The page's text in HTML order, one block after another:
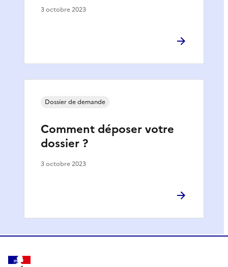
3 octobre 2023
Comment déposer votre
dossier ?
Dossier de demande
3 octobre 2023